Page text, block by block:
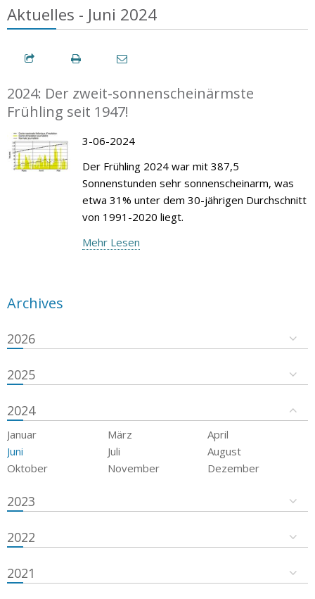
Aktuelles - Juni 2024
2024: Der zweit-sonnenscheinärmste
Frühling seit 1947!
3-06-2024
Der Frühling 2024 war mit 387,5
Sonnenstunden sehr sonnenscheinarm, was
etwa 31% unter dem 30-jährigen Durchschnitt
von 1991-2020 liegt.
Mehr Lesen
Archives
2026
2025
2024
Januar März
April
Juni
Juli
August
Oktober
November Dezember
2023
2022
2021